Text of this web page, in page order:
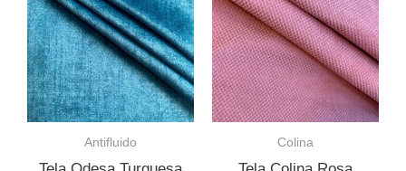
Antifluido Colina